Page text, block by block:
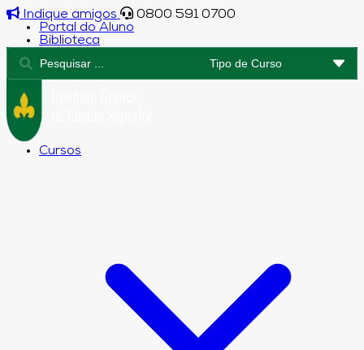
Indique amigos
0800 591 0700
Portal do Aluno
Biblioteca
Cursos